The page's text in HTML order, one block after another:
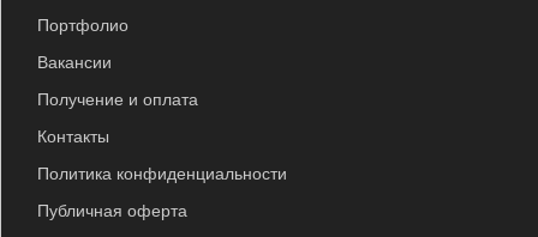
Портфолио
Вакансии
Получение и оплата
Контакты
Политика конфиденциальности
Публичная оферта